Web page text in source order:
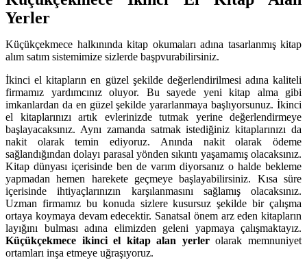
Yerler
Küçükçekmece halkınında kitap okumaları adına tasarlanmış kitap
alım satım sistemimize sizlerde başpvurabilirsiniz.
İkinci el kitapların en güzel şekilde değerlendirilmesi adına kaliteli
firmamız yardımcınız oluyor. Bu sayede yeni kitap alma gibi
imkanlardan da en güzel şekilde yararlanmaya başlıyorsunuz. İkinci
el kitaplarınızı artık evlerinizde tutmak yerine değerlendirmeye
başlayacaksınız. Aynı zamanda satmak istediğiniz kitaplarınızı da
nakit olarak temin ediyoruz. Anında nakit olarak ödeme
sağlandığından dolayı parasal yönden sıkıntı yaşamamış olacaksınız.
Kitap dünyası içerisinde ben de varım diyorsanız o halde bekleme
yapmadan hemen harekete geçmeye başlayabilirsiniz. Kısa süre
içerisinde ihtiyaçlarınızın karşılanmasını sağlamış olacaksınız.
Uzman firmamız bu konuda sizlere kusursuz şekilde bir çalışma
ortaya koymaya devam edecektir. Sanatsal önem arz eden kitapların
layığını bulması adına elimizden geleni yapmaya çalışmaktayız.
Küçükçekmece ikinci el kitap alan yerlerolarak memnuniyet
ortamları inşa etmeye uğraşıyoruz.